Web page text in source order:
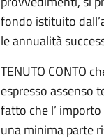
fondo istituito
le annualità
TENUTO CONTO
espresso assenso
fatto che l’
una minima parte